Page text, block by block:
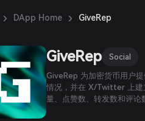
› DApp Home › GiveRep
GiveRep Social
GiveRep 为加密货币用户
情况，并在 X/Twitter 上建
量、点赞数、转发数和评论